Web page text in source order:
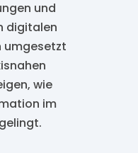
und
digitalen
umgesetzt
wie
im
gelingt.